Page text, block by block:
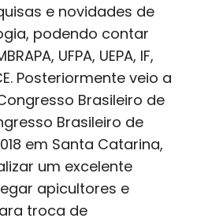
e novidades de
podendo contar
UFPA, UEPA, IF,
Posteriormente veio a
Brasileiro de
Brasileiro de
em Santa Catarina,
um excelente
apicultores e
troca de